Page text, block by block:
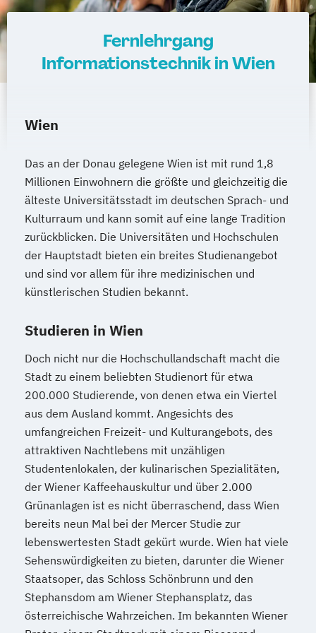
Zukunftsmanagement
Operatives Controlling kompakt
Organisationsentwickler*in
Personalentwickler*in
Personalmanagement kompakt
Projektmanagement kompakt
Prozessmanager*in digitale Methoden
Psycholgische*r Ersthelfer*in
Recruiter*in
Referent*in Interkulturelle
Wirtschaftskommunikation
Referent*in International Business
Referent*in International Business
Referent*in Wirtschaftsrecht
Regelungstechnik
Salesmanager*in
Schulbegleiter*in Senior Manager*in
Spanisch Sprachkurs A1
Spanisch Sprachkurs A2
Spanisch Sprachkurs B1
Spanisch Sprachkurs B2
Spanisch Sprachkurs C1
Spanisch Sprachkurs C2
Spezialist*in Automatisierungstechnik
Spezialist*in Big Data
Spezialist*in CAD Konstruktion und
Spezialist*in Controlling
Fernlehrgang
Informationstechnik in Wien
Wien
Das an der Donau gelegene Wien ist mit rund 1,8
Millionen Einwohnern die größte und gleichzeitig die
älteste Universitätsstadt im deutschen Sprach- und
Kulturraum und kann somit auf eine lange Tradition
zurückblicken. Die Universitäten und Hochschulen
der Hauptstadt bieten ein breites Studienangebot
und sind vor allem für ihre medizinischen und
künstlerischen Studien bekannt.
Studieren in Wien
Doch nicht nur die Hochschullandschaft macht die
Stadt zu einem beliebten Studienort für etwa
200.000 Studierende, von denen etwa ein Viertel
aus dem Ausland kommt. Angesichts des
umfangreichen Freizeit- und Kulturangebots, des
attraktiven Nachtlebens mit unzähligen
Studentenlokalen, der kulinarischen Spezialitäten,
der Wiener Kaffeehauskultur und über 2.000
Grünanlagen ist es nicht überraschend, dass Wien
bereits neun Mal bei der Mercer Studie zur
lebenswertesten Stadt gekürt wurde. Wien hat viele
Sehenswürdigkeiten zu bieten, darunter die Wiener
Staatsoper, das Schloss Schönbrunn und den
Stephansdom am Wiener Stephansplatz, das
österreichische Wahrzeichen. Im bekannten Wiener